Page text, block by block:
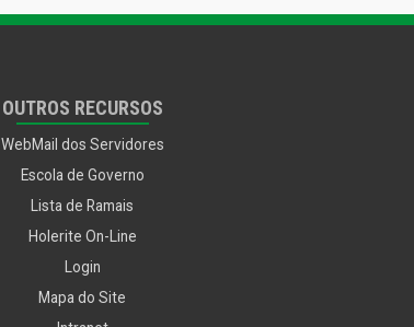
OUTROS RECURSOS
WebMail dos Servidores
Escola de Governo
Lista de Ramais
Holerite On-Line
Login
Mapa do Site